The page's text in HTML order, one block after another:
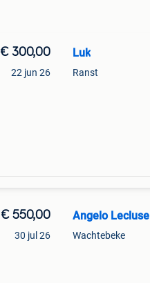
€ 300,00
22 jun 26
Luk
Ranst
€ 550,00
30 jul 26
Angelo Lecluse
Wachtebeke